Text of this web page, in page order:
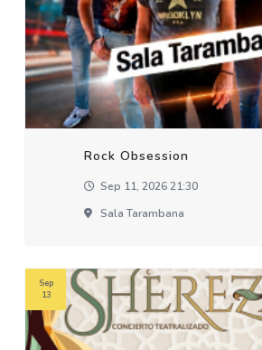
Rock Obsession
Sep 11, 2026 21:30
Sala Tarambana
Sep
13